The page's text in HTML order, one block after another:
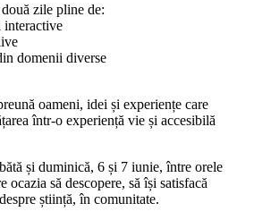
zile pline de:
interactive
domenii diverse
oameni, idei și experiențe care
într-o experiență vie și accesibilă
și duminică, 6 și 7 iunie, între orele
ocazia să descopere, să își satisfacă
știință, în comunitate.